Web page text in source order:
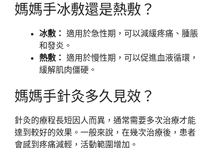
媽媽手冰敷還是熱敷？
冰敷： 適用於急性期，可以減緩疼痛、腫脹
和發炎。
熱敷： 適用於慢性期，可以促進血液循環，
緩解肌肉僵硬。
媽媽手針灸多久見效？
針灸的療程長短因人而異，通常需要多次治療才能
達到較好的效果。一般來說，在幾次治療後，患者
會感到疼痛減輕，活動範圍增加。